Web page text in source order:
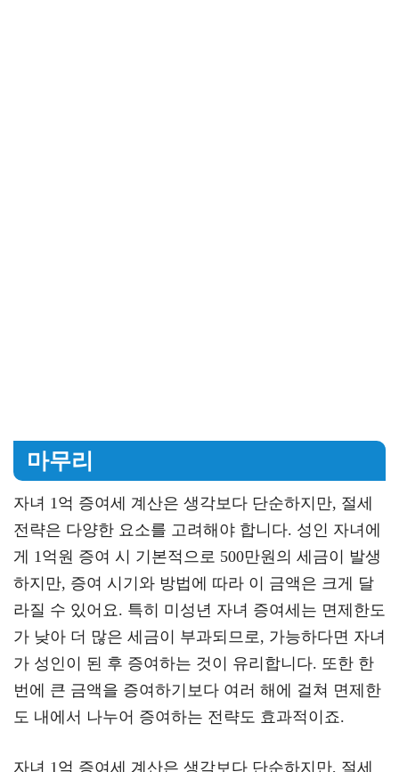
마무리
자녀 1억 증여세 계산은 생각보다 단순하지만, 절세
전략은 다양한 요소를 고려해야 합니다. 성인 자녀에
게 1억원 증여 시 기본적으로 500만원의 세금이 발생
하지만, 증여 시기와 방법에 따라 이 금액은 크게 달
라질 수 있어요. 특히 미성년 자녀 증여세는 면제한도
가 낮아 더 많은 세금이 부과되므로, 가능하다면 자녀
가 성인이 된 후 증여하는 것이 유리합니다. 또한 한
번에 큰 금액을 증여하기보다 여러 해에 걸쳐 면제한
도 내에서 나누어 증여하는 전략도 효과적이죠.
자녀 1억 증여세 계산은 생각보다 단순하지만, 절세